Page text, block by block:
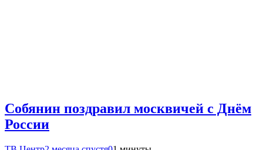
Собянин поздравил москвичей с Днём
России